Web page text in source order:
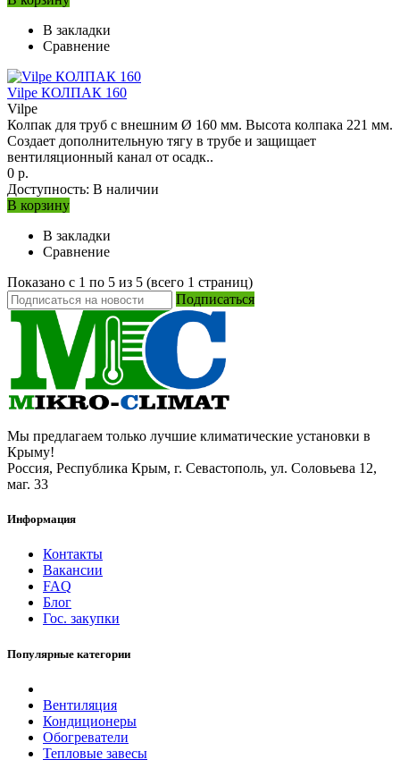
В закладки
Сравнение
Vilpe КОЛПАК 160
Vilpe
Колпак для труб с внешним Ø 160 мм. Высота колпака 221 мм.
Создает дополнительную тягу в трубе и защищает
вентиляционный канал от осадк..
0 р.
Доступность: В наличии
В корзину
В закладки
Сравнение
Показано с 1 по 5 из 5 (всего 1 страниц)
Подписаться
Мы предлагаем только лучшие климатические установки в
Крыму!
Россия, Республика Крым, г. Севастополь, ул. Соловьева 12,
маг. 33
Информация
Контакты
Вакансии
FAQ
Блог
Гос. закупки
Популярные категории
Вентиляция
Кондиционеры
Обогреватели
Тепловые завесы